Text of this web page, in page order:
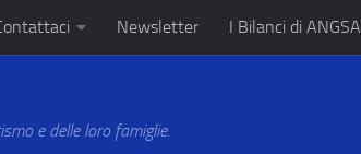
Newsletter I Bilanci di ANGSA
e delle loro famiglie.